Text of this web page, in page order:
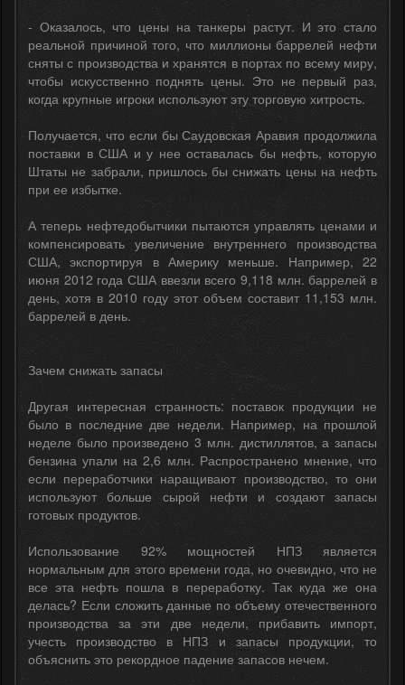
- Оказалось, что цены на танкеры растут. И это стало
реальной причиной того, что миллионы баррелей нефти
сняты с производства и хранятся в портах по всему миру,
чтобы искусственно поднять цены. Это не первый раз,
когда крупные игроки используют эту торговую хитрость.
Получается, что если бы Саудовская Аравия продолжила
поставки в США и у нее оставалась бы нефть, которую
Штаты не забрали, пришлось бы снижать цены на нефть
при ее избытке.
А теперь нефтедобытчики пытаются управлять ценами и
компенсировать увеличение внутреннего производства
США, экспортируя в Америку меньше. Например, 22
июня 2012 года США ввезли всего 9,118 млн. баррелей в
день, хотя в 2010 году этот объем составит 11,153 млн.
баррелей в день.
Зачем снижать запасы
Другая интересная странность: поставок продукции не
было в последние две недели. Например, на прошлой
неделе было произведено 3 млн. дистиллятов, а запасы
бензина упали на 2,6 млн. Распространено мнение, что
если переработчики наращивают производство, то они
используют больше сырой нефти и создают запасы
готовых продуктов.
Использование 92% мощностей НПЗ является
нормальным для этого времени года, но очевидно, что не
все эта нефть пошла в переработку. Так куда же она
делась? Если сложить данные по объему отечественного
производства за эти две недели, прибавить импорт,
учесть производство в НПЗ и запасы продукции, то
объяснить это рекордное падение запасов нечем.